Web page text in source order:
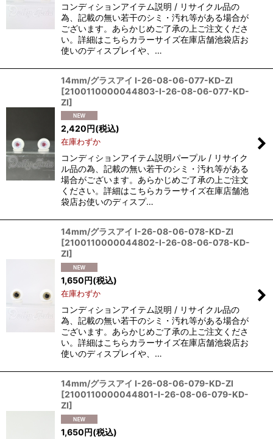
コンディションアイテム説明 / リサイクル品の
為、記載の無い若干のシミ・汚れ等がある場合が
ございます。あらかじめご了承の上ご注文くださ
い。詳細はこちらカラーサイズ在庫店舗池袋店お
使いのディスプレイや、…
14mm/グラスアイ I-26-08-06-077-KD-ZI
[2100110000044803-I-26-08-06-077-KD-
ZI]
2,420円(税込)
在庫わずか
コンディションアイテム説明パープル / リサイク
ル品の為、記載の無い若干のシミ・汚れ等がある
場合がございます。あらかじめご了承の上ご注文
ください。詳細はこちらカラーサイズ在庫店舗池
袋店お使いのディスプ…
14mm/グラスアイ I-26-08-06-078-KD-ZI
[2100110000044802-I-26-08-06-078-KD-
ZI]
1,650円(税込)
在庫わずか
コンディションアイテム説明 / リサイクル品の
為、記載の無い若干のシミ・汚れ等がある場合が
ございます。あらかじめご了承の上ご注文くださ
い。詳細はこちらカラーサイズ在庫店舗池袋店お
使いのディスプレイや、…
14mm/グラスアイ I-26-08-06-079-KD-ZI
[2100110000044801-I-26-08-06-079-KD-
ZI]
1,650円(税込)